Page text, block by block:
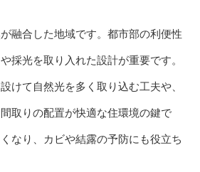
融合した地域です。都市部の利便性
採光を取り入れた設計が重要です。
けて自然光を多く取り込む工夫や、
取りの配置が快適な住環境の鍵で
なり、カビや結露の予防にも役立ち